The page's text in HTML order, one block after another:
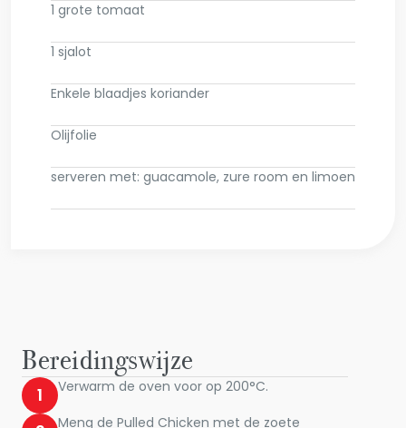
1 grote tomaat
1 sjalot
Enkele blaadjes koriander
Olijfolie
serveren met: guacamole, zure room en limoen
Bereidingswijze
1 Verwarm de oven voor op 200°C.
Meng de Pulled Chicken met de zoete